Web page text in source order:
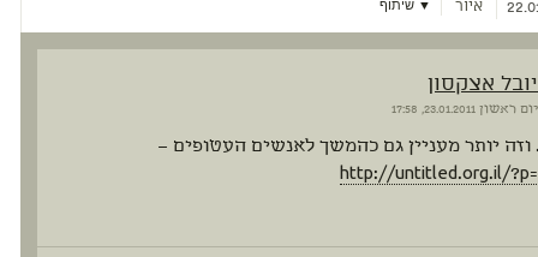
איור ▼ שיתוף
יובל אצקסון
יום ראשון
יותר מעניין גם כהמשך לאנשים העטופים –
http://untitled.org.il/